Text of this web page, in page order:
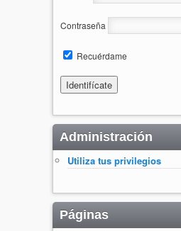
Contraseña
Recuérdame
Administración
Utiliza tus privilegios
Páginas